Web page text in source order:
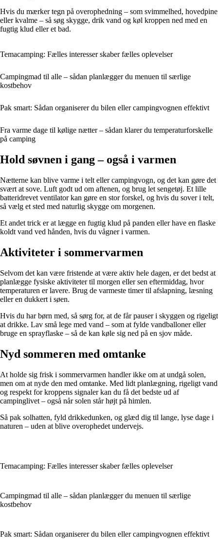
Hvis du mærker tegn på overophedning – som svimmelhed, hovedpine
eller kvalme – så søg skygge, drik vand og køl kroppen ned med en
fugtig klud eller et bad.
Temacamping: Fælles interesser skaber fælles oplevelser
Campingmad til alle – sådan planlægger du menuen til særlige
kostbehov
Pak smart: Sådan organiserer du bilen eller campingvognen effektivt
Fra varme dage til kølige nætter – sådan klarer du temperaturforskelle
på camping
Hold søvnen i gang – også i varmen
Nætterne kan blive varme i telt eller campingvogn, og det kan gøre det
svært at sove. Luft godt ud om aftenen, og brug let sengetøj. Et lille
batteridrevet ventilator kan gøre en stor forskel, og hvis du sover i telt,
så vælg et sted med naturlig skygge om morgenen.
Et andet trick er at lægge en fugtig klud på panden eller have en flaske
koldt vand ved hånden, hvis du vågner i varmen.
Aktiviteter i sommervarmen
Selvom det kan være fristende at være aktiv hele dagen, er det bedst at
planlægge fysiske aktiviteter til morgen eller sen eftermiddag, hvor
temperaturen er lavere. Brug de varmeste timer til afslapning, læsning
eller en dukkert i søen.
Hvis du har børn med, så sørg for, at de får pauser i skyggen og rigeligt
at drikke. Lav små lege med vand – som at fylde vandballoner eller
bruge en sprayflaske – så de kan køle sig ned på en sjov måde.
Nyd sommeren med omtanke
At holde sig frisk i sommervarmen handler ikke om at undgå solen,
men om at nyde den med omtanke. Med lidt planlægning, rigeligt vand
og respekt for kroppens signaler kan du få det bedste ud af
campinglivet – også når solen står højt på himlen.
Så pak solhatten, fyld drikkedunken, og glæd dig til lange, lyse dage i
naturen – uden at blive overophedet undervejs.
Temacamping: Fælles interesser skaber fælles oplevelser
Campingmad til alle – sådan planlægger du menuen til særlige
kostbehov
Pak smart: Sådan organiserer du bilen eller campingvognen effektivt